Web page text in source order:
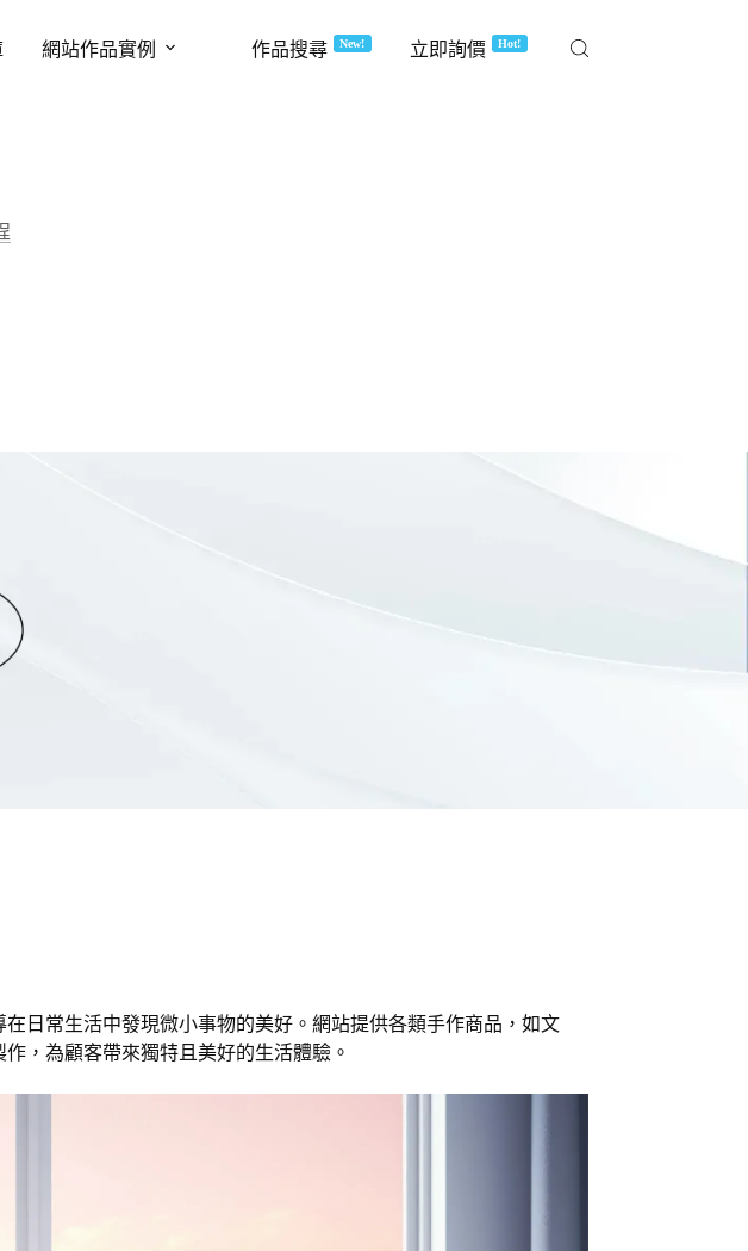
網站作品實例 作品搜尋 New! 立即詢價 Hot!
日常生活中發現微小事物的美好。網站提供各類手作商品，如文
，為顧客帶來獨特且美好的生活體驗。